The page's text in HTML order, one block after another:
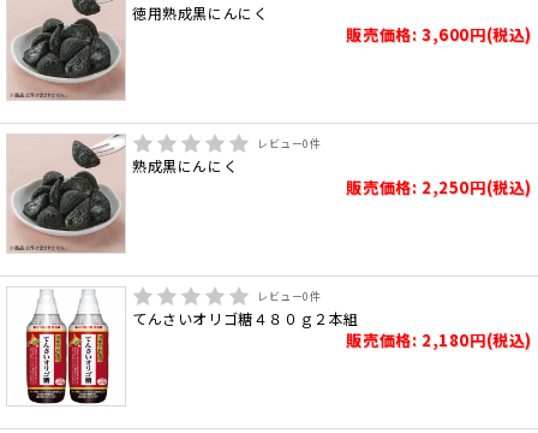
徳用熟成黒にんにく
販売価格: 3,600円(税込)
レビュー0件
熟成黒にんにく
販売価格: 2,250円(税込)
レビュー0件
てんさいオリゴ糖４８０ｇ２本組
販売価格: 2,180円(税込)